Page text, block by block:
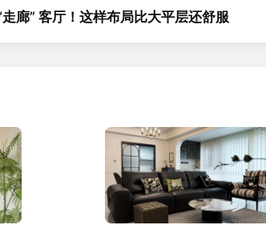
走廊” 客厅！这样布局比大平层还舒服